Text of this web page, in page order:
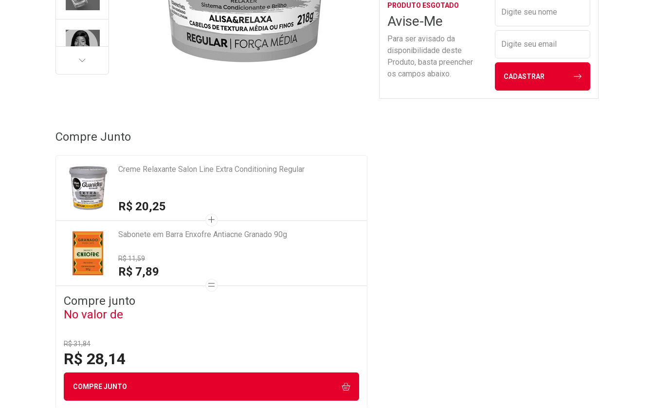
PRODUTO ESGOTADO
Avise-Me
Para ser avisado da
disponibilidade deste
Produto, basta preencher
os campos abaixo.
Preencher nome e email
Digite seu nome
Digite seu email
CADASTRAR
PRÓXIMA
Compre Junto
Creme Relaxante Salon Line Extra Conditioning Regular
R$ 20,25
Sabonete em Barra Enxofre Antiacne Granado 90g
R$ 11,59
R$ 7,89
Compre junto
No valor de
R$ 31,84
R$ 28,14
COMPRE JUNTO